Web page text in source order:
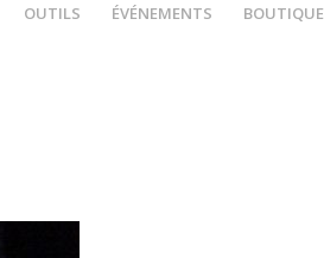
OUTILS ÉVÉNEMENTS BOUTIQUE